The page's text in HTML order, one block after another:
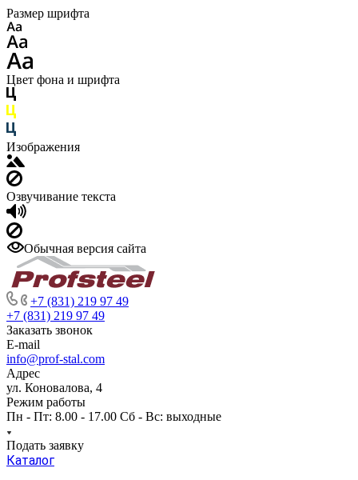
Размер шрифта
Цвет фона и шрифта
Изображения
Озвучивание текста
Обычная версия сайта
+7 (831) 219 97 49
+7 (831) 219 97 49
Заказать звонок
E-mail
info@prof-stal.com
Адрес
ул. Коновалова, 4
Режим работы
Пн - Пт: 8.00 - 17.00 Сб - Вс: выходные
Подать заявку
Каталог